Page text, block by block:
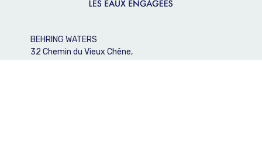
BEHRING WATERS
32 Chemin du Vieux Chêne,